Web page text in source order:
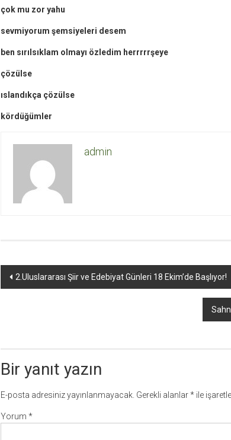
çok mu zor yahu
sevmiyorum şemsiyeleri desem
ben sırılsıklam olmayı özledim herrrrrşeye
çözülse
ıslandıkça çözülse
kördüğümler
admin
Yazı
2.Uluslararası Şiir ve Edebiyat Günleri 18 Ekim’de Başlıyor!
Bir yanıt yazın
E-posta adresiniz yayınlanmayacak. Gerekli alanlar* ile
Yorum *